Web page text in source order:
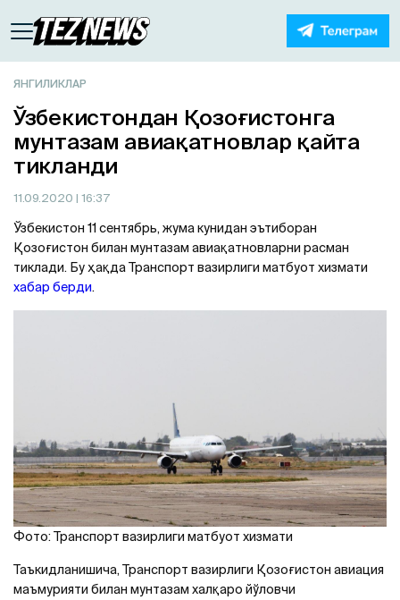
ЯНГИЛИКЛАР
Ўзбекистондан Қозоғистонга
мунтазам авиақатновлар қайта
тикланди
11.09.2020 | 16:37
Ўзбекистон 11 cентябрь, жума кунидан эътиборан
Қозоғистон билан мунтазам авиақатновларни расман
тиклади. Бу ҳақда Транспорт вазирлиги матбуот хизмати
хабар берди.
Фото: Транспорт вазирлиги матбуот хизмати
Таъкидланишича, Транспорт вазирлиги Қозоғистон авиация
маъмурияти билан мунтазам халқаро йўловчи